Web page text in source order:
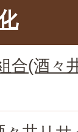
合(酒々